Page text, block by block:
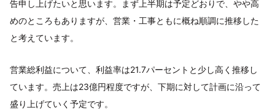
告申し上げたいと思います。まず上半期は予定どおりで、やや高
めのところもありますが、営業・工事ともに概ね順調に推移した
と考えています。
営業総利益について、利益率は21.7パーセントと少し高く推移し
ています。売上は23億円程度ですが、下期に対して計画に沿って
盛り上げていく予定です。